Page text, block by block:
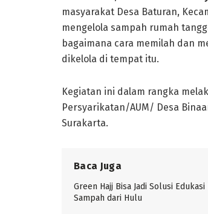
masyarakat Desa Baturan,
mengelola sampah rumah
bagaimana cara memilah dan
dikelola di tempat itu.
Kegiatan ini dalam rangka
Persyarikatan/AUM/ Desa
Surakarta.
Baca Juga
Green Hajj Bisa Jadi Solusi
Sampah dari Hulu